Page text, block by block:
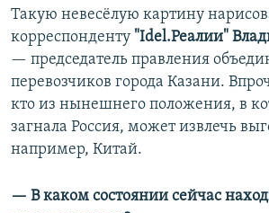
Такую невесёлую картину
корреспонденту "Idel.Реалии"
— председатель правления
перевозчиков города Казани.
кто из нынешнего положения, в
загнала Россия, может извлечь
например, Китай.
— В каком состоянии сейчас